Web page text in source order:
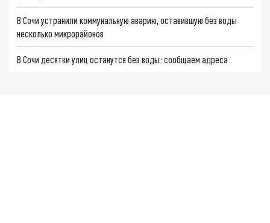
В Сочи устранили коммунальную аварию, оставившую без воды
несколько микрорайонов
В Сочи десятки улиц останутся без воды: сообщаем адреса